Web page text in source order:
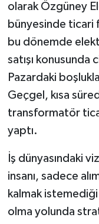
olarak Özgüney
bünyesinde ticari
bu dönemde
satışı
Pazardaki
Geçgel, kısa
transformatör
yaptı.
İş dünyasındaki
insanı, sadece
kalmak
olma yolunda